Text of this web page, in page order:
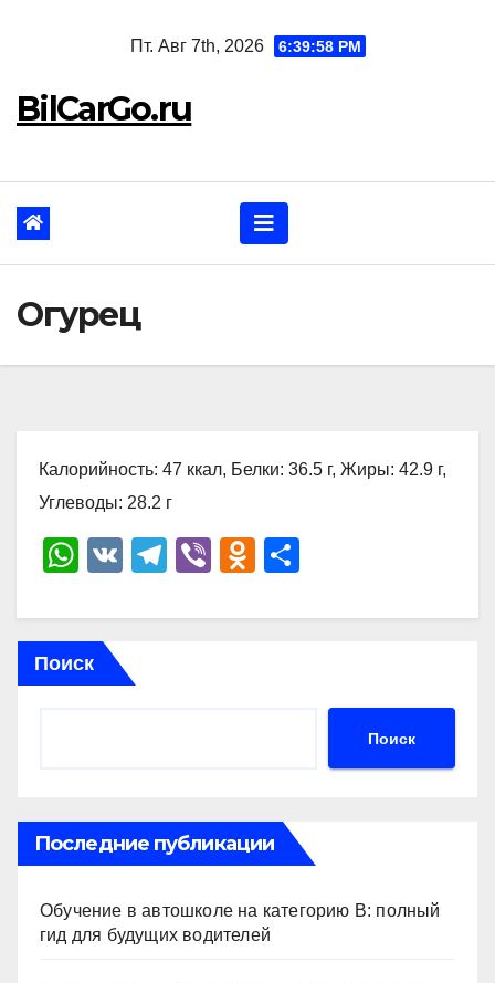
Пт. Авг 7th, 2026 6:39:59 PM
BilCarGo.ru
Огурец
Калорийность: 47 ккал, Белки: 36.5 г, Жиры: 42.9 г,
Углеводы: 28.2 г
W
at
s
A
V
T
e
Vi
er
O
n
ki
р
ть
Поиск
Поиск
Последние публикации
Обучение в автошколе на категорию В: полный
гид для будущих водителей